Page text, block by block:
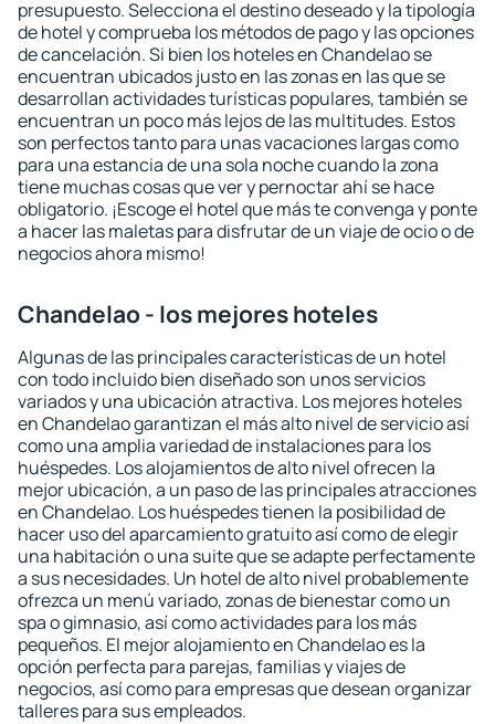
presupuesto. Selecciona el destino deseado y la tipología
de hotel y comprueba los métodos de pago y las opciones
de cancelación. Si bien los hoteles en Chandelao se
encuentran ubicados justo en las zonas en las que se
desarrollan actividades turísticas populares, también se
encuentran un poco más lejos de las multitudes. Estos
son perfectos tanto para unas vacaciones largas como
para una estancia de una sola noche cuando la zona
tiene muchas cosas que ver y pernoctar ahí se hace
obligatorio. ¡Escoge el hotel que más te convenga y ponte
a hacer las maletas para disfrutar de un viaje de ocio o de
negocios ahora mismo!
Chandelao - los mejores hoteles
Algunas de las principales características de un hotel
con todo incluido bien diseñado son unos servicios
variados y una ubicación atractiva. Los mejores hoteles
en Chandelao garantizan el más alto nivel de servicio así
como una amplia variedad de instalaciones para los
huéspedes. Los alojamientos de alto nivel ofrecen la
mejor ubicación, a un paso de las principales atracciones
en Chandelao. Los huéspedes tienen la posibilidad de
hacer uso del aparcamiento gratuito así como de elegir
una habitación o una suite que se adapte perfectamente
a sus necesidades. Un hotel de alto nivel probablemente
ofrezca un menú variado, zonas de bienestar como un
spa o gimnasio, así como actividades para los más
pequeños. El mejor alojamiento en Chandelao es la
opción perfecta para parejas, familias y viajes de
negocios, así como para empresas que desean organizar
talleres para sus empleados.